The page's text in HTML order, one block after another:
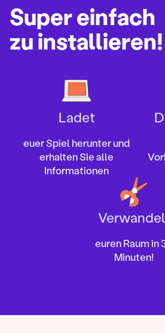
Super einfach
zu installieren!
Ladet
euer Spiel herunter und
erhalten Sie alle
Informationen
euren Raum in
Minuten!